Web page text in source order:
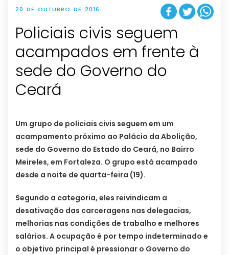
20 DE OUTUBRO DE 2016
Policiais civis seguem
acampados em frente à
sede do Governo do
Ceará
Um grupo de policiais civis seguem em um
acampamento próximo ao Palácio da Abolição,
sede do Governo do Estado do Ceará, no Bairro
Meireles, em Fortaleza. O grupo está acampado
desde a noite de quarta-feira (19).
Segundo a categoria, eles reivindicam a
desativação das carceragens nas delegacias,
melhorias nas condições de trabalho e melhores
salários. A ocupação é por tempo indeterminado e
o objetivo principal é pressionar o Governo do